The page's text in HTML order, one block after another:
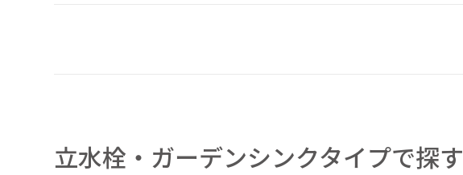
立水栓・ガーデンシンクタイプで探す